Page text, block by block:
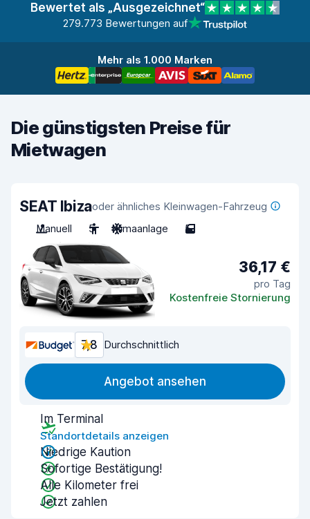
Bewertet als „Ausgezeichnet“
279.773 Bewertungen auf
Mehr als 1.000 Marken
Die günstigsten Preise für
Mietwagen
SEAT Ibizaoder ähnliches Kleinwagen-Fahrzeug
Manuell
5 Klimaanlage 5
36,17 €
pro Tag
Kostenfreie Stornierung
7,8 Durchschnittlich
Angebot ansehen
Im Terminal
Standortdetails anzeigen
Niedrige Kaution
Sofortige Bestätigung!
Alle Kilometer frei
Jetzt zahlen